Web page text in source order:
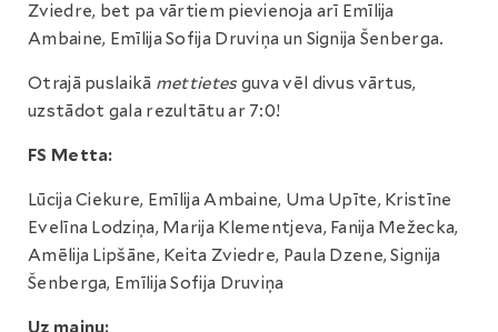
Zviedre, bet pa vārtiem pievienoja arī Emīlija
Ambaine, Emīlija Sofija Druviņa un Signija Šenberga.
Otrajā puslaikā mettietes guva vēl divus vārtus,
uzstādot gala rezultātu ar 7:0!
FS Metta:
Lūcija Ciekure, Emīlija Ambaine, Uma Upīte, Kristīne
Evelīna Lodziņa, Marija Klementjeva, Fanija Mežecka,
Amēlija Lipšāne, Keita Zviedre, Paula Dzene, Signija
Šenberga, Emīlija Sofija Druviņa
Uz maiņu: